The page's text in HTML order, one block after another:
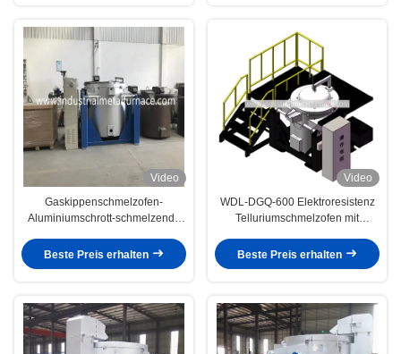
Video
Gaskippenschmelzofen-
Aluminiumschrott-schmelzende
Beste Preis erhalten
Video
WDL-DGQ-600 Elektroresistenz
Telluriumschmelzofen mit
Beste Preis erhalten